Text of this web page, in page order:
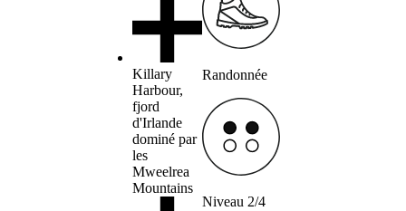
Killary
Harbour,
fjord
d'Irlande
dominé par
les
Mweelrea
Mountains
Randonnée
Niveau 2/4